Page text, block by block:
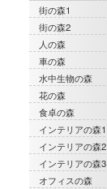
街の森1
街の森2
人の森
車の森
水中生物の森
花の森
食卓の森
インテリアの森1
インテリアの森2
インテリアの森3
オフィスの森